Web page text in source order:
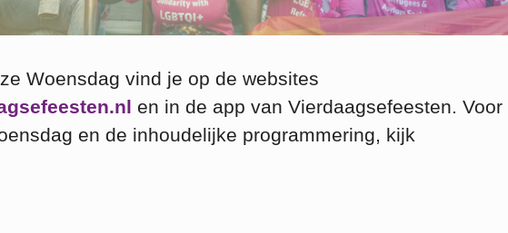
Woensdag vind je op de websites
en in de app van Vierdaagsefeesten. Voor
en de inhoudelijke programmering, kijk